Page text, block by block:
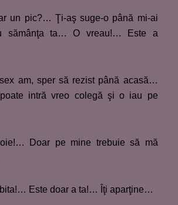
un pic?… Ţi-aş suge-o până mi-ai
sămânţa ta… O vreau!… Este a
am, sper să rezist până acasă…
intră vreo colegă şi o iau pe
Doar pe mine trebuie să mă
Este doar a ta!… Îţi aparţine…